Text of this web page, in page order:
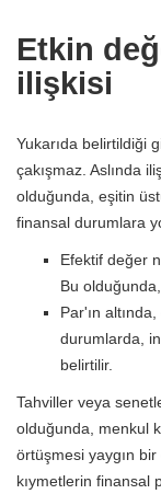
Etkin
ilişkisi
Yukarıda belirtildiği
çakışmaz. Aslında
olduğunda, eşitin
finansal durumlara
Efektif değer
Bu
Par'ın
durumlarda,
belirtilir.
Tahviller veya
olduğunda, menkul
örtüşmesi yaygın
kıymetlerin finansal